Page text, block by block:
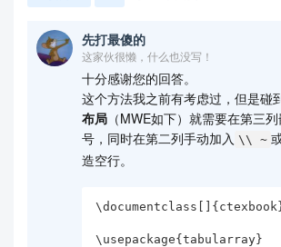
先打最傻的
这家伙很懒，什么也没写！
十分感谢您的回答。
这个方法我之前有考虑过，但是碰
布局 （MWE如下）就需要在第三
号，同时在第二列手动加入 \\ ~
造空行。
\usepackage{tabularray}